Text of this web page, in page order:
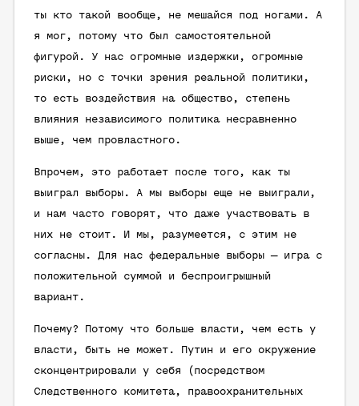
ты кто такой вообще, не мешайся под ногами. А
я мог, потому что был самостоятельной
фигурой. У нас огромные издержки, огромные
риски, но с точки зрения реальной политики,
то есть воздействия на общество, степень
влияния независимого политика несравненно
выше, чем провластного.
Впрочем, это работает после того, как ты
выиграл выборы. А мы выборы еще не выиграли,
и нам часто говорят, что даже участвовать в
них не стоит. И мы, разумеется, с этим не
согласны. Для нас федеральные выборы — игра с
положительной суммой и беспроигрышный
вариант.
Почему? Потому что больше власти, чем есть у
власти, быть не может. Путин и его окружение
сконцентрировали у себя (посредством
Следственного комитета, правоохранительных